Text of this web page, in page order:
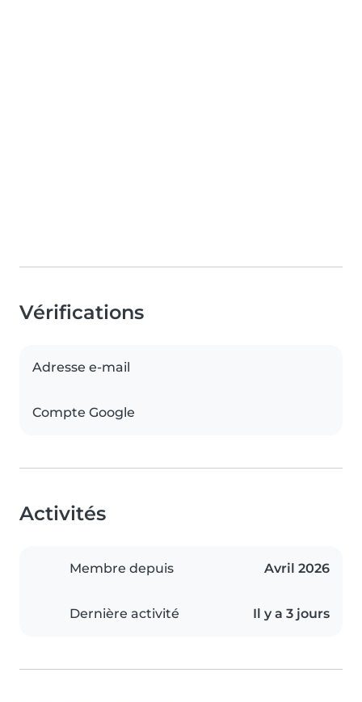
Vérifications
Adresse e-mail
Compte Google
Activités
Membre depuis Avril 2026
Dernière activité Il y a 3 jours